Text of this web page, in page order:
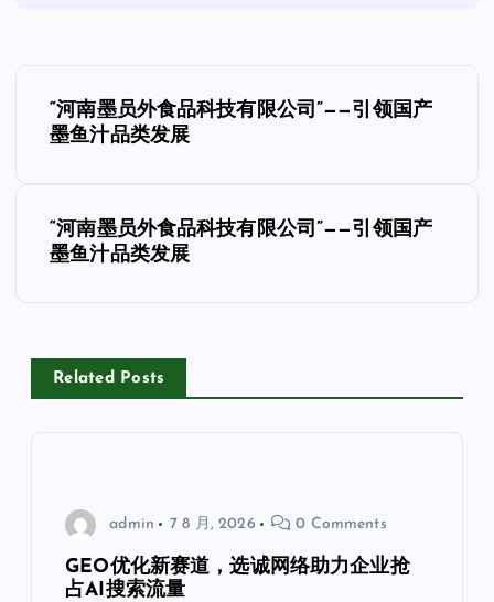
文
章
航
“河南墨员外食品科技有限公司”——引领国产
墨鱼汁品类发展
“河南墨员外食品科技有限公司”——引领国产
墨鱼汁品类发展
Related Posts
admin 7 8 月, 2026 0 Comments
GEO优化新赛道，选诚网络助力企业抢
占AI搜索流量